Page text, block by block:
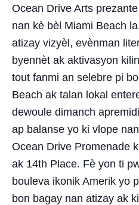
Ocean Drive Arts
nan kè bèl Miami Beach
atizay vizyèl, evènman
byennèt ak aktivasyon
tout fanmi an selebre pi
Beach ak talan lokal
dewoule dimanch
ap balanse yo ki vlope
Ocean Drive Promenade
ak 14th Place. Fè yon ti
bouleva ikonik Amerik yo
bon bagay nan atizay ak